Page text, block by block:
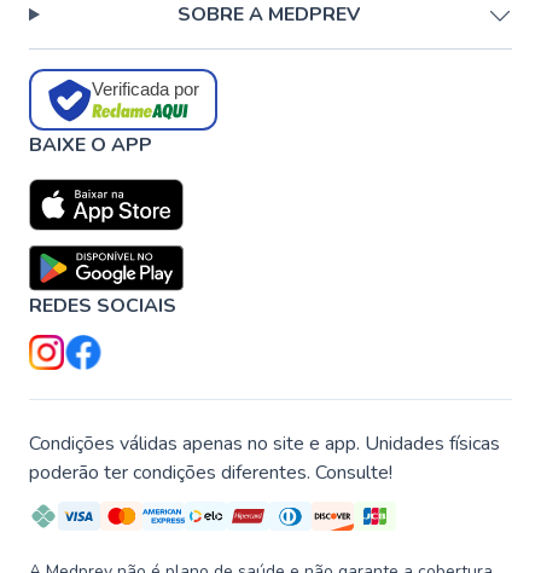
SOBRE A MEDPREV
Verificada por
BAIXE O APP
REDES SOCIAIS
Condições válidas apenas no site e app. Unidades físicas
poderão ter condições diferentes. Consulte!